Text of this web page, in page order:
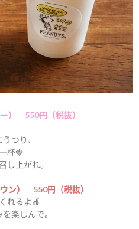
） 550円（税抜）
つり、
杯🍓
し上がれ。
ン） 550円（税抜）
れるよ🍎
楽しんで。